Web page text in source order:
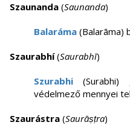
Szaunanda (Saunanda)
Balaráma (Balarāma)
Szaurabhí(Saurabhī)
Szurabhi (Surabhi)
védelmező mennyei
Szaurástra (Saurāṣṭra)